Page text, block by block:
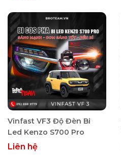
Vinfast VF3 Độ Đèn Bi
Led Kenzo S700 Pro
Liên hệ